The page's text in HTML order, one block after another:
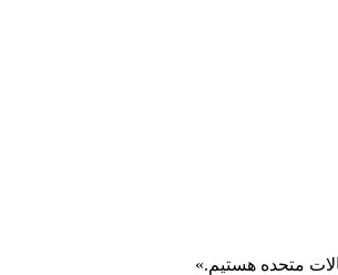
متحده هستیم.»